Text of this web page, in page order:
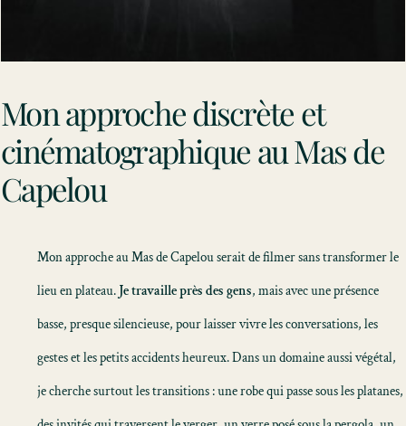
Mon approche discrète et
cinématographique au Mas de
Capelou
Mon approche au Mas de Capelou serait de filmer sans transformer le
lieu en plateau. Je travaille près des gens, mais avec une présence
basse, presque silencieuse, pour laisser vivre les conversations, les
gestes et les petits accidents heureux. Dans un domaine aussi végétal,
je cherche surtout les transitions : une robe qui passe sous les platanes,